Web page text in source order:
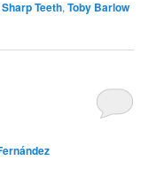
Sharp Teeth,Toby Barlow